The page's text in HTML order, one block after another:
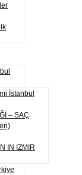
İstanbul
– SAÇ
IN IZMIR